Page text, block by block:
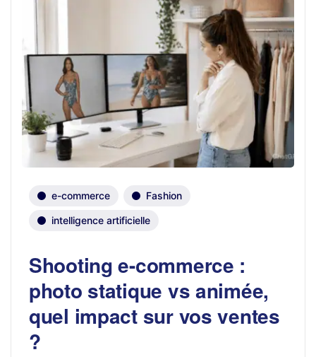
e-commerce Fashion
intelligence artificielle
Shooting e-commerce :
photo statique vs animée,
quel impact sur vos ventes
?